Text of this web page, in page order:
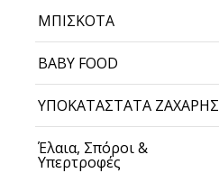
ΜΠΙΣΚΟΤΑ
BABY FOOD
ΥΠΟΚΑΤΑΣΤΑΤΑ ΖΑΧΑΡΗΣ
Έλαια, Σπόροι &
Υπερτροφές